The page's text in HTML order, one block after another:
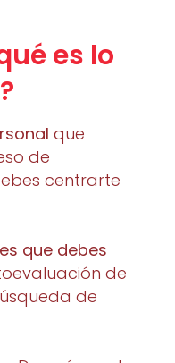
es lo
que
de
centrarte
que debes
de
de